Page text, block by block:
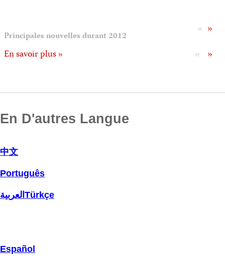
»
«
Principales nouvelles durant 2012
»
«
En savoir plus »
En D'autres Langue
中文
Português
العربية Türkçe
Español